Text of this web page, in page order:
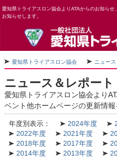
愛知県トライアスロン協会よりATAからのお知ら
お知らせします。
愛知県トライアスロン協会 ニュー
ニュース＆レポート
愛知県トライアスロン協会より
ベント他ホームページの更新情報
年度別表示： 2024年度
2022年度
2021年度
2018年度
2017年度
2014年度
2013年度